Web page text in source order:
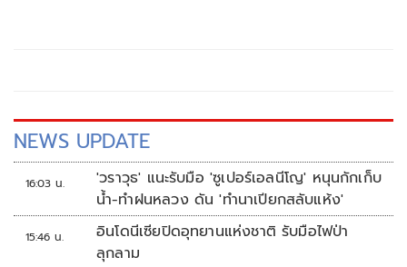
NEWS UPDATE
16:03 น.
'วราวุธ' แนะรับมือ 'ซูเปอร์เอลนีโญ' หนุนกักเก็บ
น้ำ-ทำฝนหลวง ดัน 'ทำนาเปียกสลับแห้ง'
15:46 น.
อินโดนีเซียปิดอุทยานแห่งชาติ รับมือไฟป่า
ลุกลาม